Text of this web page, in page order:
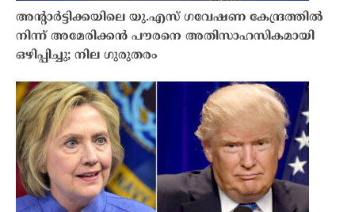
അൻ്റാർട്ടിക്കയിലെ യു.എസ് ഗവേഷണ കേന്ദ്രത്തിൽ
നിന്ന് അമേരിക്കൻ പൗരനെ അതിസാഹസികമായി
ഒഴിപ്പിച്ചു; നില ഗുരുതരം